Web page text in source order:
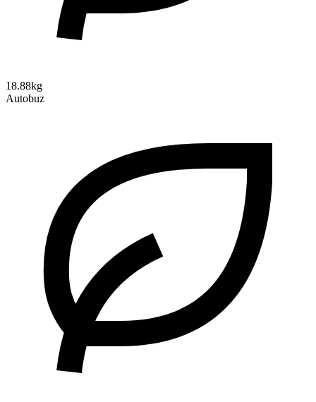
18.88kg
Autobuz